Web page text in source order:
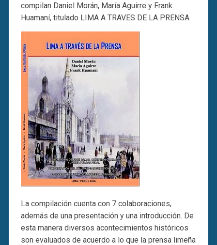
compilan Daniel Morán, María Aguirre y Frank
Huamaní, titulado LIMA A TRAVES DE LA PRENSA
La compilación cuenta con 7 colaboraciones,
además de una presentación y una introducción. De
esta manera diversos acontecimientos históricos
son evaluados de acuerdo a lo que la prensa limeña